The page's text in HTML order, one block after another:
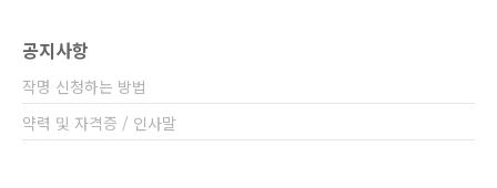
공지사항
작명 신청하는 방법
약력 및 자격증 / 인사말